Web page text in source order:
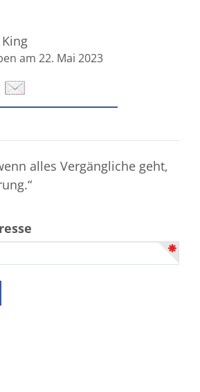
am 22. Mai 2023
alles Vergängliche geht,